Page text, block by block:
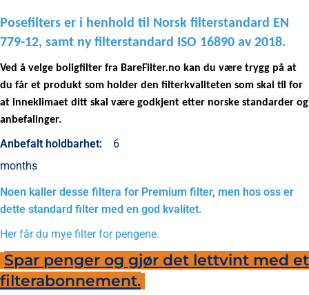
Posefilters er i henhold til Norsk filterstandard EN
779-12, samt ny filterstandard ISO 16890 av 2018.
Ved å velge boligfilter fra BareFilter.no kan du være trygg på at
du får et produkt som holder den filterkvaliteten som skal til for
at inneklimaet ditt skal være godkjent etter norske standarder og
anbefalinger.
Anbefalt holdbarhet:
6
months
Noen kaller desse filtera for Premium filter, men hos oss er
dette standard filter med en god kvalitet.
Her får du mye filter for pengene.
Spar penger og gjør det lettvint med et
filterabonnement.